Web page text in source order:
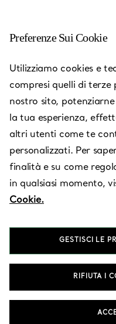
Charlotte -
Aperto oggi fino
RICHIEDI UN
Servizi disponibili
4400 Sharon Road,
Preferenze Sui Cookie
Utilizziamo cookies e
compresi quelli di
nostro sito,
la tua esperienza,
altri utenti come te
personalizzati. Per
finalità e su come
in qualsiasi momento,
Cookie.
GESTISCI LE
RIFIUTA I